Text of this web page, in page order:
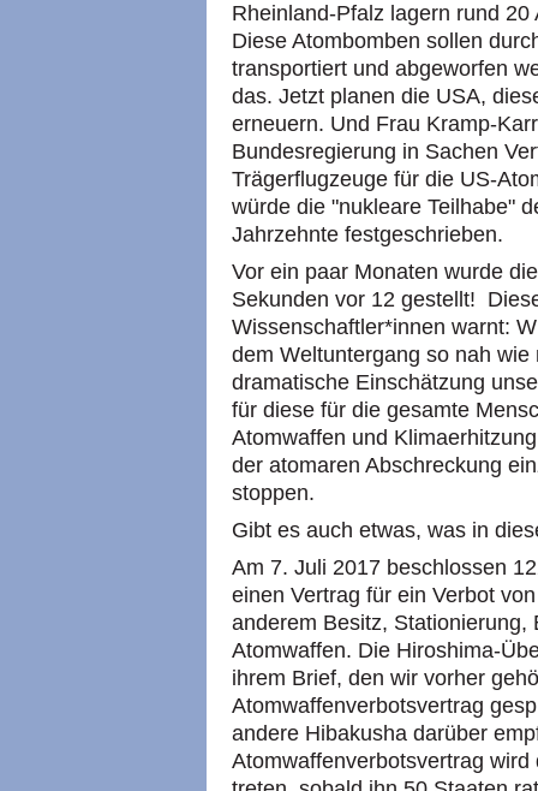
Rheinland-Pfalz lagern rund
Diese Atombomben sollen
transportiert und abgeworfen
das. Jetzt planen die USA,
erneuern. Und Frau Kramp-
Bundesregierung in Sachen
Trägerflugzeuge für die US-
würde die "nukleare Teilhabe"
Jahrzehnte festgeschrieben.
Vor ein paar Monaten wurde
Sekunden vor 12 gestellt!
Wissenschaftler*innen warnt:
dem Weltuntergang so nah
dramatische Einschätzung
für diese für die gesamte
Atomwaffen und
der atomaren Abschreckung
stoppen.
Gibt es auch etwas, was in
Am 7. Juli 2017 beschlossen
einen Vertrag für ein Verbot
anderem Besitz, Stationierung,
Atomwaffen. Die Hiroshima-
ihrem Brief, den wir vorher
Atomwaffenverbotsvertrag
andere Hibakusha darüber
Atomwaffenverbotsvertrag